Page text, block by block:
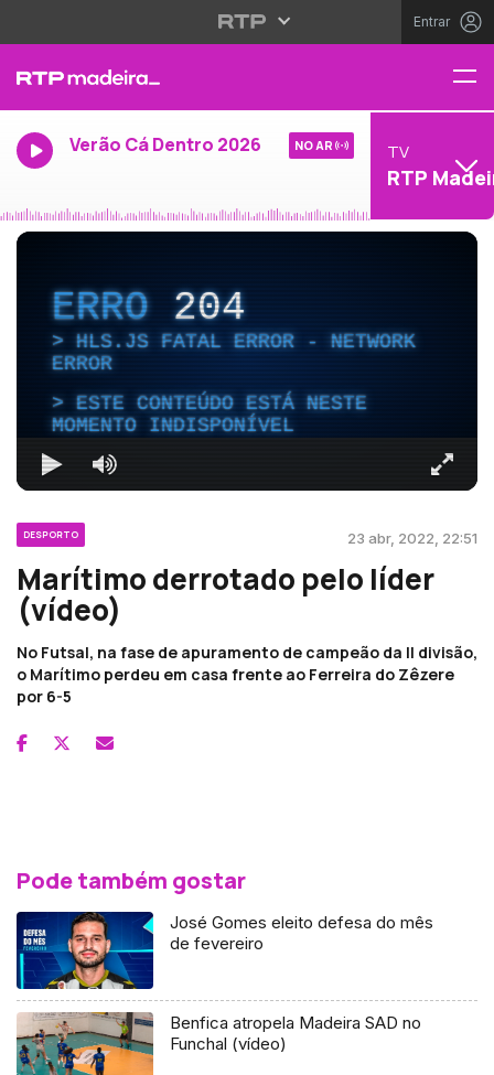
Entrar
Verão Cá Dentro 2026 NO AR TV
RTP
ERRO204
HLS.JS FATAL ERROR - NETWORK
ERROR
ESTE CONTEÚDO ESTÁ NESTE
MOMENTO INDISPONÍVEL
DESPORTO 23 abr, 2022, 22:51
Marítimo derrotado pelo líder
(vídeo)
No Futsal, na fase de apuramento de campeão da II divisão,
o Marítimo perdeu em casa frente ao Ferreira do Zêzere
por 6-5
Pode também gostar
José Gomes eleito defesa do mês
de fevereiro
Benfica atropela Madeira SAD no
Funchal (vídeo)